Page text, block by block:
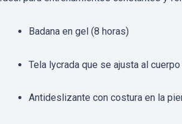
Badana en gel (8 horas)
Tela lycrada que se ajusta al cuerpo
Antideslizante con costura en la